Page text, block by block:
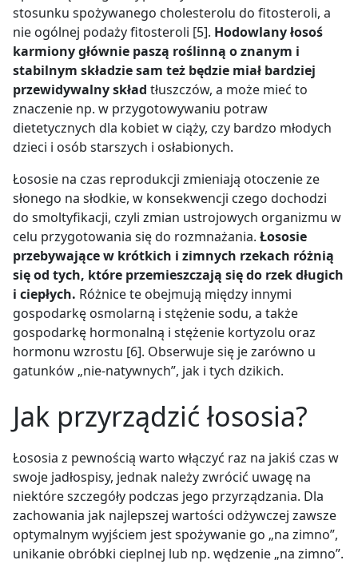
stosunku spożywanego cholesterolu do fitosteroli, a
nie ogólnej podaży fitosteroli [5]. Hodowlany łosoś
karmiony głównie paszą roślinną o znanym i
stabilnym składzie sam też będzie miał bardziej
przewidywalny skład tłuszczów, a może mieć to
znaczenie np. w przygotowywaniu potraw
dietetycznych dla kobiet w ciąży, czy bardzo młodych
dzieci i osób starszych i osłabionych.
Łososie na czas reprodukcji zmieniają otoczenie ze
słonego na słodkie, w konsekwencji czego dochodzi
do smoltyfikacji, czyli zmian ustrojowych organizmu w
celu przygotowania się do rozmnażania. Łososie
przebywające w krótkich i zimnych rzekach różnią
się od tych, które przemieszczają się do rzek długich
i ciepłych. Różnice te obejmują między innymi
gospodarkę osmolarną i stężenie sodu, a także
gospodarkę hormonalną i stężenie kortyzolu oraz
hormonu wzrostu [6]. Obserwuje się je zarówno u
gatunków „nie-natywnych”, jak i tych dzikich.
Jak przyrządzić łososia?
Łososia z pewnością warto włączyć raz na jakiś czas w
swoje jadłospisy, jednak należy zwrócić uwagę na
niektóre szczegóły podczas jego przyrządzania. Dla
zachowania jak najlepszej wartości odżywczej zawsze
optymalnym wyjściem jest spożywanie go „na zimno”,
unikanie obróbki cieplnej lub np. wędzenie „na zimno”.